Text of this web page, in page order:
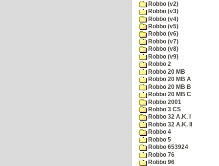
Robbo (v2)
Robbo (v3)
Robbo (v4)
Robbo (v5)
Robbo (v6)
Robbo (v7)
Robbo (v8)
Robbo (v9)
Robbo 2
Robbo 20 MB
Robbo 20 MB A
Robbo 20 MB B
Robbo 20 MB C
Robbo 2001
Robbo 3 CS
Robbo 32 A.K. I
Robbo 32 A.K. II
Robbo 4
Robbo 5
Robbo 653924
Robbo 76
Robbo 96